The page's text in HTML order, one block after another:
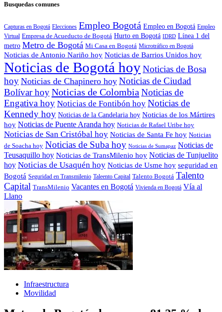
Busquedas comunes
Capturas en Bogotá Elecciones Empleo Bogotá Empleo en Bogotá Empleo
Virtual Empresa de Acueducto de Bogotá Hurto en Bogotá IDRD Línea 1 del
metro Metro de Bogotá Mi Casa en Bogotá Microtráfico en Bogotá
Noticias de Antonio Nariño hoy Noticias de Barrios Unidos hoy
Noticias de Bogotá hoyNoticias de Bosa
hoy Noticias de Chapinero hoy Noticias de Ciudad
Bolívar hoyNoticias de Colombia Noticias de
Engativa hoy Noticias de Fontibón hoy Noticias de
Kennedy hoy Noticias de la Candelaria hoy Noticias de los Mártires
hoy Noticias de Puente Aranda hoy Noticias de Rafael Uribe hoy
Noticias de San Cristóbal hoy Noticias de Santa Fe hoy Noticias
de Soacha hoy Noticias de Suba hoy Noticias de Sumapaz Noticias de
Teusaquillo hoy Noticias de TransMilenio hoy Noticias de Tunjuelito
hoy Noticias de Usaquén hoy Noticias de Usme hoy seguridad en
Bogotá Seguridad en Transmilenio Taleento Capital Talento Bogotá Talento
Capital TransMilenio Vacantes en Bogotá Vivienda en Bogotá Vía al
Llano
Infraestructura
Movilidad